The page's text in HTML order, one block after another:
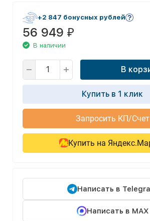
+2 847 бонусных рублей
56 949 ₽
В наличии
В
Купить в 1 клик
Запросить КП/Счет
Купить на
Написать в
Написать в MAX